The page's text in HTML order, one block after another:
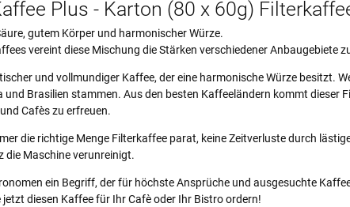
Plus - Karton (80 x 60g)
gutem Körper und harmonischer Würze.
vereint diese Mischung die Stärken verschiedener Anbaugebiete
und vollmundiger Kaffee, der eine harmonische Würze besitzt.
und Brasilien stammen. Aus den besten Kaffeeländern kommt
Cafès zu erfreuen.
die richtige Menge Filterkaffee parat, keine Zeitverluste durch
die Maschine verunreinigt.
ein Begriff, der für höchste Ansprüche und ausgesuchte
diesen Kaffee für Ihr Cafè oder Ihr Bistro ordern!